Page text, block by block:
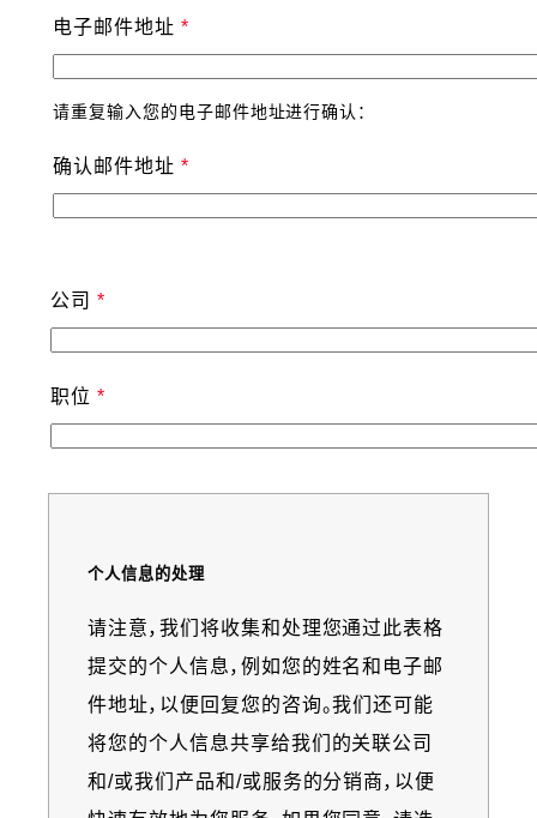
电子邮件地址
请重复输入您的电子邮件地址进行确认：
确认邮件地址
公司
职位
Information
message
个人信息的处理
请注意，我们将收集和处理您通过此表格
提交的个人信息，例如您的姓名和电子邮
件地址，以便回复您的咨询。我们还可能
将您的个人信息共享给我们的关联公司
和/或我们产品和/或服务的分销商，以便